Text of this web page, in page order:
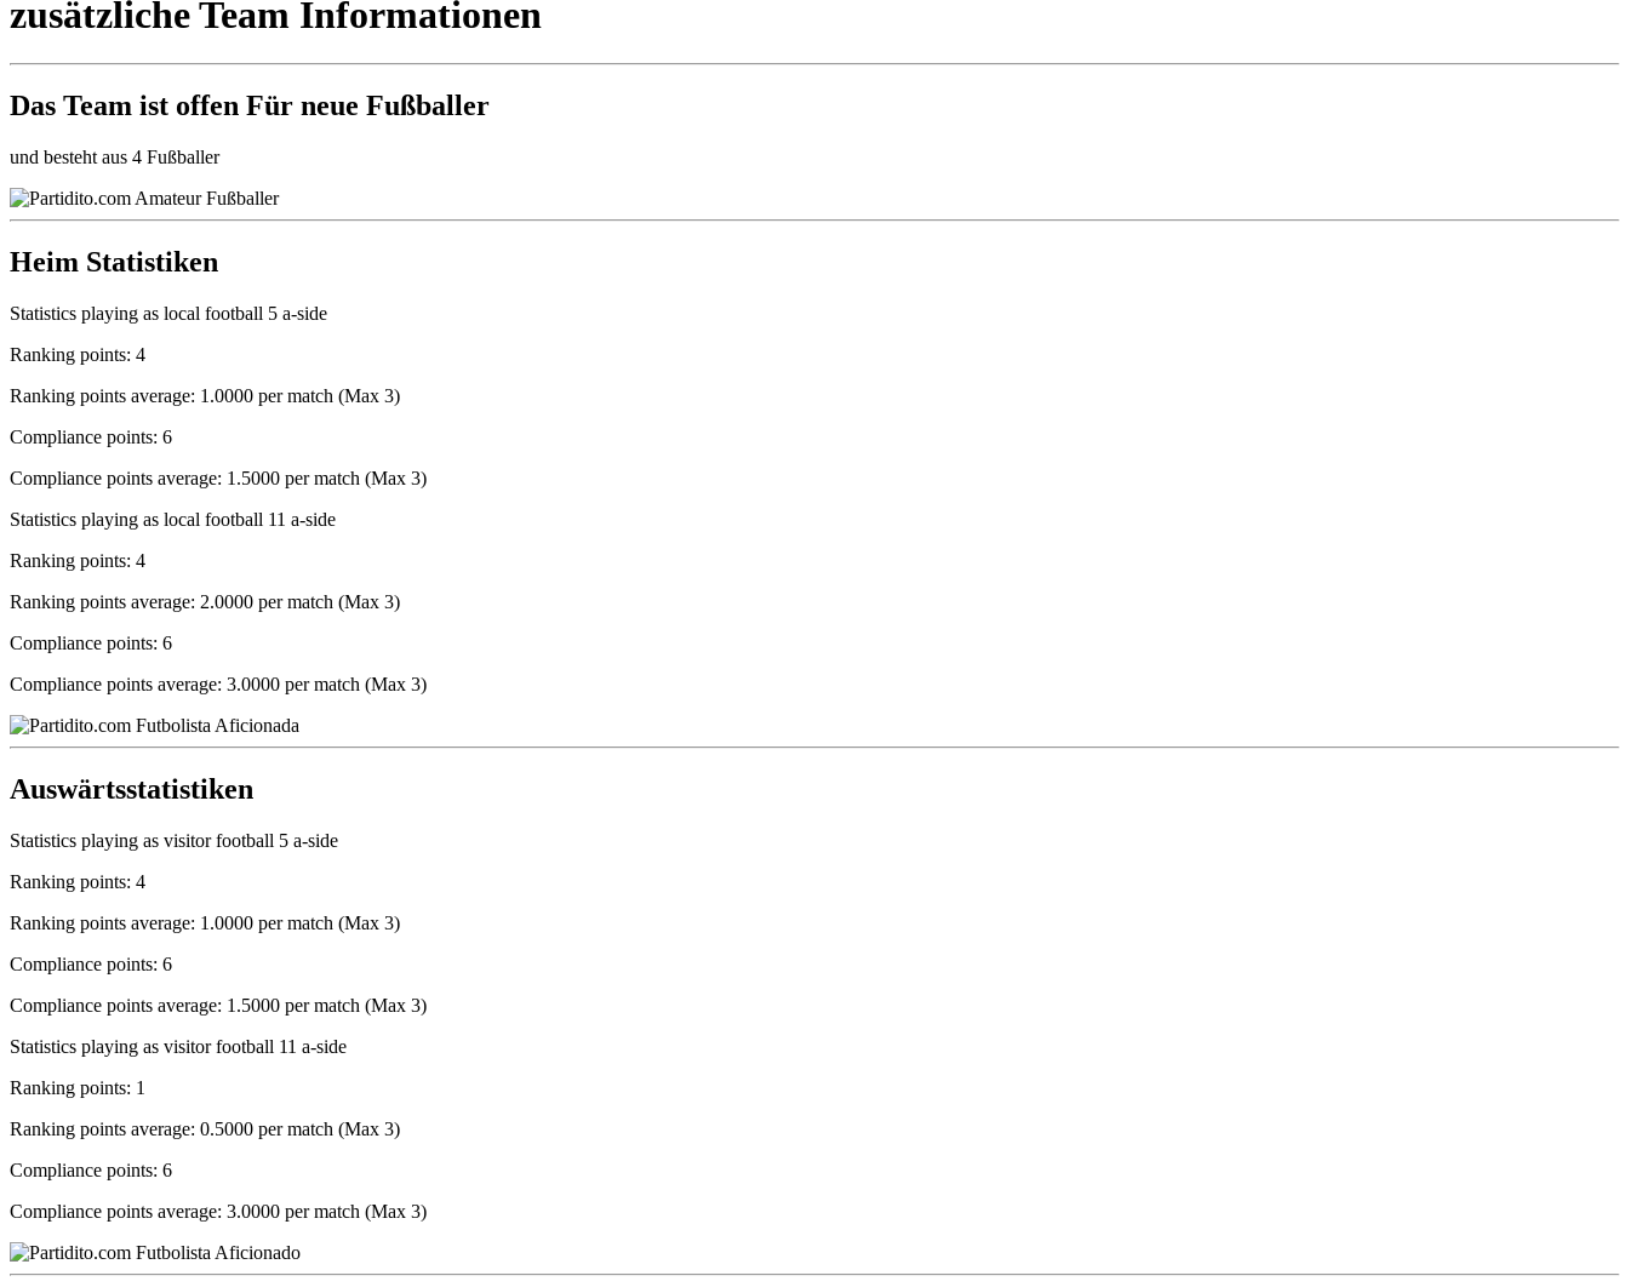
zusätzliche Team Informationen
Das Team ist offen Für neue Fußballer
und besteht aus 4 Fußballer
Heim Statistiken
Statistics playing as local football 5 a-side
Ranking points: 4
Ranking points average: 1.0000 per match (Max 3)
Compliance points: 6
Compliance points average: 1.5000 per match (Max 3)
Statistics playing as local football 11 a-side
Ranking points: 4
Ranking points average: 2.0000 per match (Max 3)
Compliance points: 6
Compliance points average: 3.0000 per match (Max 3)
Auswärtsstatistiken
Statistics playing as visitor football 5 a-side
Ranking points: 4
Ranking points average: 1.0000 per match (Max 3)
Compliance points: 6
Compliance points average: 1.5000 per match (Max 3)
Statistics playing as visitor football 11 a-side
Ranking points: 1
Ranking points average: 0.5000 per match (Max 3)
Compliance points: 6
Compliance points average: 3.0000 per match (Max 3)